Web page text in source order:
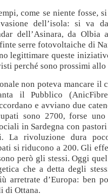
come se niente fosse,
dell’isola: si va
dell’Asinara, da Olbia
serre fotovoltaiche di
legittimare queste
perché sono prossimi allo
non poteva mancare il
il Pubblico
e avviano due
sono 2700, forse
in Sardegna con
La rivoluzione dura
si riducono a 200. Gli
però gli stessi. Oggi
che a detta degli
arretrate d’Europa: ben
di Ottana.